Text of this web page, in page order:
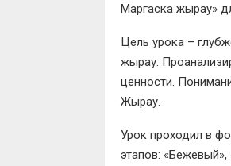
Маргаска жырау»
Цель урока –
жырау.
ценности.
Жырау.
Урок проходил в
этапов: